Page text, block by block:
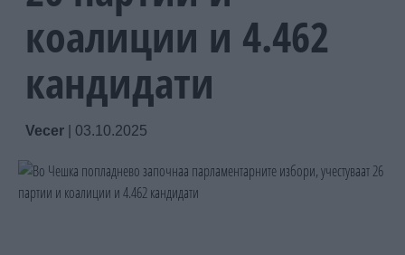
коалиции и 4.462
кандидати
Vecer 03.10.2025